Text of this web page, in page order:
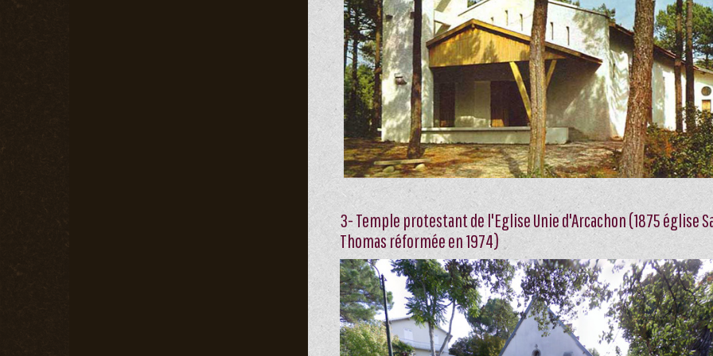
3- Temple protestant de l'Eglise Unie d'Arcachon (1875 église
Thomas réformée en 1974)